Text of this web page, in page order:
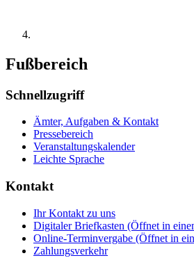
Fußbereich
Schnellzugriff
Ämter, Aufgaben & Kontakt
Pressebereich
Veranstaltungskalender
Leichte Sprache
Kontakt
Ihr Kontakt zu uns
Digitaler Briefkasten (Öffnet in
Online-Terminvergabe (Öffnet in
Zahlungsverkehr